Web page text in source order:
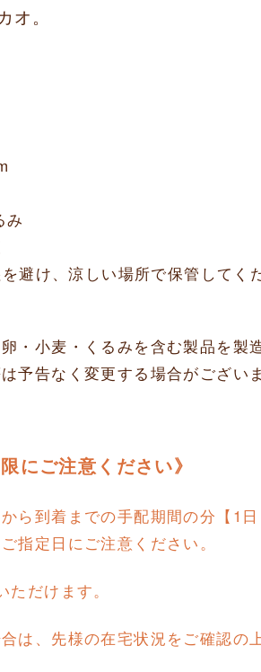
。
み
避け、涼しい場所で保管してく
・小麦・くるみを含む製品を製
予告なく変更する場合がございま
にご注意ください》
ら到着までの手配期間の分【1
指定日にご注意ください。
だけます。
は、先様の在宅状況をご確認の